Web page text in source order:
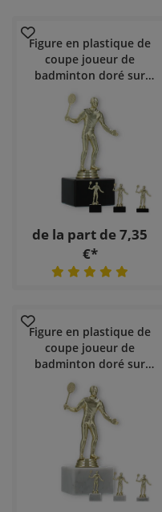
Figure en plastique de
coupe joueur de
badminton doré sur
socle en marbre noir
de la part de 7,35
€*
Figure en plastique de
coupe joueur de
badminton doré sur
socle en marbre blanc